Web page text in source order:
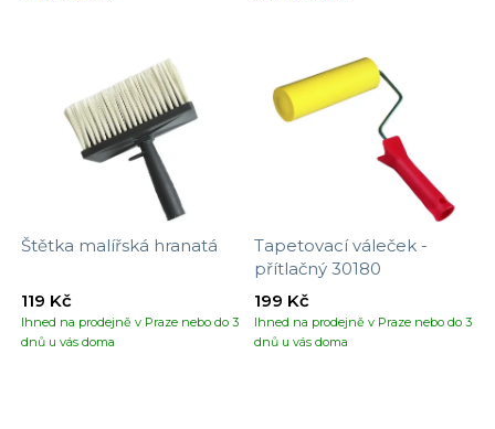
Štětka malířská hranatá
Ihned na prodejně v Praze nebo do 3
dnů u vás doma
119 Kč
Tapetovací váleček -
přítlačný 30180
Ihned na prodejně v Praze nebo do 3
dnů u vás doma
199 Kč